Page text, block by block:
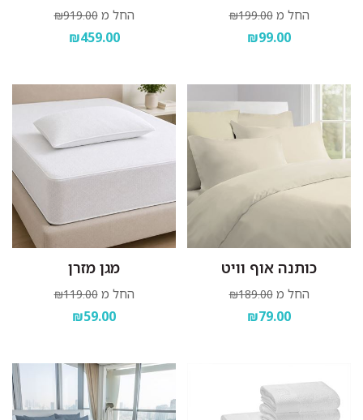
החל מ ₪199.00
₪99.00
החל מ ₪919.00
₪459.00
כותנה אוף וויט
החל מ ₪189.00
₪79.00
מגן מזרן
החל מ ₪119.00
₪59.00